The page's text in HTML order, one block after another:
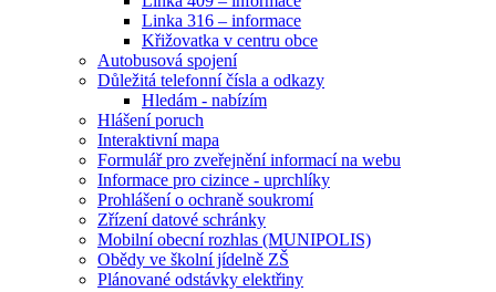
Linka 316 – informace
Křižovatka v centru obce
Autobusová spojení
Důležitá telefonní čísla a odkazy
Hledám - nabízím
Hlášení poruch
Interaktivní mapa
Formulář pro zveřejnění informací na webu
Informace pro cizince - uprchlíky
Prohlášení o ochraně soukromí
Zřízení datové schránky
Mobilní obecní rozhlas (MUNIPOLIS)
Obědy ve školní jídelně ZŠ
Plánované odstávky elektřiny